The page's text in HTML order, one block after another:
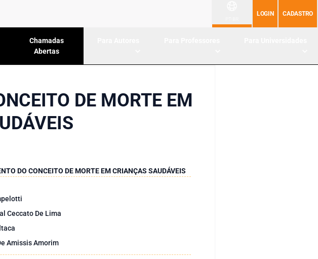
LOGIN CADASTRO
Chamadas
Abertas
DE MORTE EM
DO CONCEITO DE MORTE EM CRIANÇAS SAUDÁVEIS
Ceccato De Lima
Amissis Amorim